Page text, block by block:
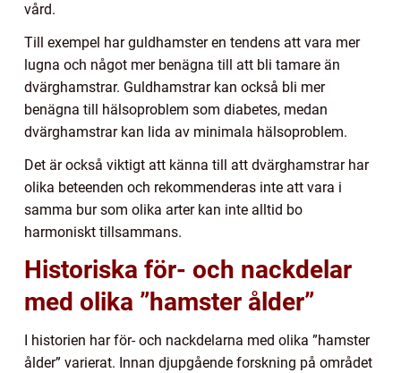
vård.
Till exempel har guldhamster en tendens att vara mer
lugna och något mer benägna till att bli tamare än
dvärghamstrar. Guldhamstrar kan också bli mer
benägna till hälsoproblem som diabetes, medan
dvärghamstrar kan lida av minimala hälsoproblem.
Det är också viktigt att känna till att dvärghamstrar har
olika beteenden och rekommenderas inte att vara i
samma bur som olika arter kan inte alltid bo
harmoniskt tillsammans.
Historiska för- och nackdelar
med olika ”hamster ålder”
I historien har för- och nackdelarna med olika ”hamster
ålder” varierat. Innan djupgående forskning på området